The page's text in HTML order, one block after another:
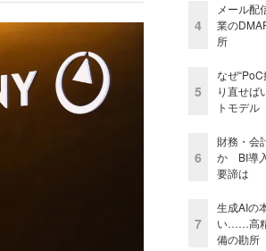
4
メール配
業の
所
5
なぜ
り直せば
トモデル
6
財務・会
か BI導
要諦は
7
生成AIの
い……高
備の勘所